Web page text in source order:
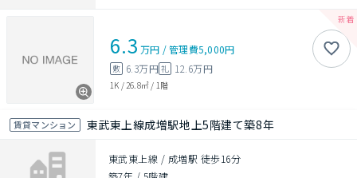
6.3 万円 /管理費5,000円
敷 6.3万円礼 12.6万円
1K / 26.8㎡ / 1階
賃貸マンション 東武東上線成増駅地上5階建て築8年
東武東上線 / 成増駅 徒歩16分